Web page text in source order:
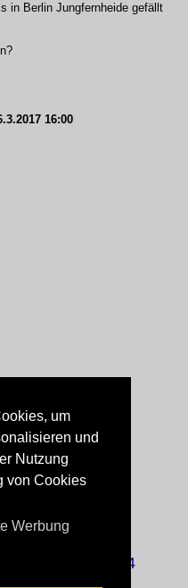
in Berlin Jungfernheide gefällt
16:00
14
um
und
Nutzung
von Cookies
Werbung